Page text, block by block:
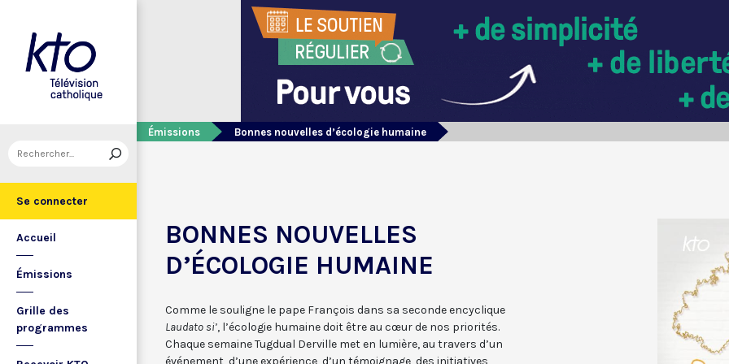
Se connecter
Accueil
Émissions
Grille des
programmes
Émissions Bonnes nouvelles d’écologie humaine
BONNES NOUVELLES
D’ÉCOLOGIE HUMAINE
Comme le souligne le pape François dans sa seconde encyclique
Laudato si’, l’écologie humaine doit être au cœur de nos priorités.
Chaque semaine Tugdual Derville met en lumière, au travers d’un
événement, d’une expérience, d’un témoignage, des initiatives